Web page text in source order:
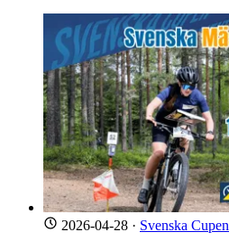
2026-04-28 · Svenska Cupen